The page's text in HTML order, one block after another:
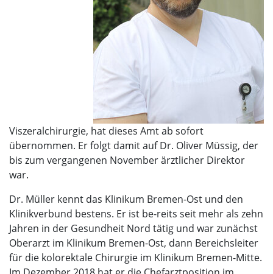
Viszeralchirurgie, hat dieses Amt ab sofort
übernommen. Er folgt damit auf Dr. Oliver Müssig, der
bis zum vergangenen November ärztlicher Direktor
war.
Dr. Müller kennt das Klinikum Bremen-Ost und den
Klinikverbund bestens. Er ist be-reits seit mehr als zehn
Jahren in der Gesundheit Nord tätig und war zunächst
Oberarzt im Klinikum Bremen-Ost, dann Bereichsleiter
für die kolorektale Chirurgie im Klinikum Bremen-Mitte.